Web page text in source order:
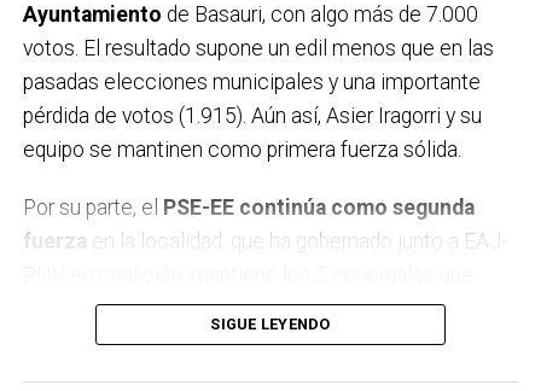
Ayuntamiento de Basauri, con algo más de 7.000
votos. El resultado supone un edil menos que en las
pasadas elecciones municipales y una importante
pérdida de votos (1.915). Aún así, Asier Iragorri y su
equipo se mantinen como primera fuerza sólida.
Por su parte, el PSE-EE continúa como segunda
fuerza en la localidad, que ha gobernado junto a EAJ-
alcanzó en los comicios de 2019, pero ha perdido 675
votos. En tercer lugar se sitúa
SIGUE LEYENDO